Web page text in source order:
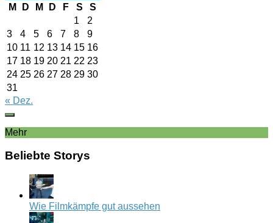
M
D M D F S
S
1
2
3
4 5 6 7 8
9
10 11 12 13 14 15 16
17 18 19 20 21 22 23
24 25 26 27 28 29 30
31
« Dez.
Mehr
Beliebte Storys
Wie Filmkämpfe gut aussehen